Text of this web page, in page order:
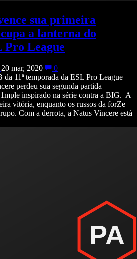
sua primeira
a lanterna do
Pro League
20 mar, 2020
0
11ª temporada da ESL Pro League
perdeu sua segunda partida
inspirado na série contra a BIG. A
vitória, enquanto os russos da forZe
Com a derrota, a Natus Vincere está